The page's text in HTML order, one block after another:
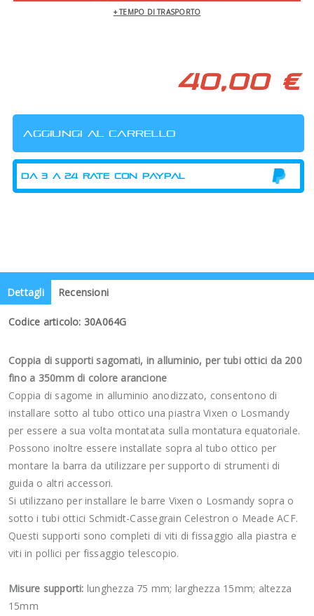
+ TEMPO DI TRASPORTO
40,00 €
Dettagli Recensioni
Codice articolo: 30A064G
Coppia di supporti sagomati, in alluminio, per tubi ottici da 200
fino a 350mm di colore arancione
Coppia di sagome in alluminio anodizzato, consentono di
installare sotto al tubo ottico una piastra Vixen o Losmandy
per essere a sua volta montatata sulla montatura equatoriale.
Possono inoltre essere installate sopra al tubo ottico per
montare la barra da utilizzare per supporto di strumenti di
guida o altri accessori.
Si utilizzano per installare le barre Vixen o Losmandy sopra o
sotto i tubi ottici Schmidt-Cassegrain Celestron o Meade ACF.
Questi supporti sono completi di viti di fissaggio alla piastra e
viti in pollici per fissaggio telescopio.
Misure supporti: lunghezza 75 mm; larghezza 15mm; altezza
15mm